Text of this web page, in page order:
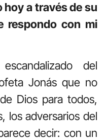
hoy a través de su
respondo con mi
del
Jonás que no
Dios para todos,
los adversarios del
decir: con un